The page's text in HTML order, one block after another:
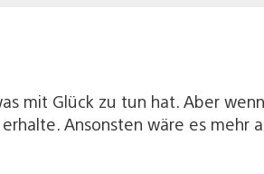
mit Glück zu tun hat. Aber
Ansonsten wäre es